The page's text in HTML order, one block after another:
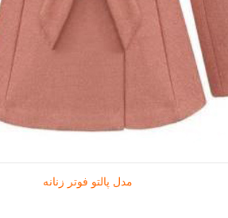
مدل پالتو فوتر زنانه